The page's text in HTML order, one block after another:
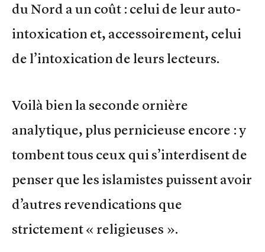
du Nord a un coût : celui de leur auto-
intoxication et, accessoirement, celui
de l’intoxication de leurs lecteurs.
Voilà bien la seconde ornière
analytique, plus pernicieuse encore : y
tombent tous ceux qui s’interdisent de
penser que les islamistes puissent avoir
d’autres revendications que
strictement « religieuses ».